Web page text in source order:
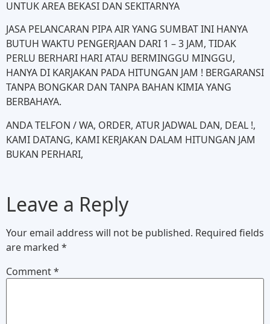
UNTUK AREA BEKASI DAN SEKITARNYA
JASA PELANCARAN PIPA AIR YANG SUMBAT INI HANYA
BUTUH WAKTU PENGERJAAN DARI 1 – 3 JAM, TIDAK
PERLU BERHARI HARI ATAU BERMINGGU MINGGU,
HANYA DI KARJAKAN PADA HITUNGAN JAM ! BERGARANSI
TANPA BONGKAR DAN TANPA BAHAN KIMIA YANG
BERBAHAYA.
ANDA TELFON / WA, ORDER, ATUR JADWAL DAN, DEAL !,
KAMI DATANG, KAMI KERJAKAN DALAM HITUNGAN JAM
BUKAN PERHARI,
Leave a Reply
Your email address will not be published. Required fields
are marked *
Comment*